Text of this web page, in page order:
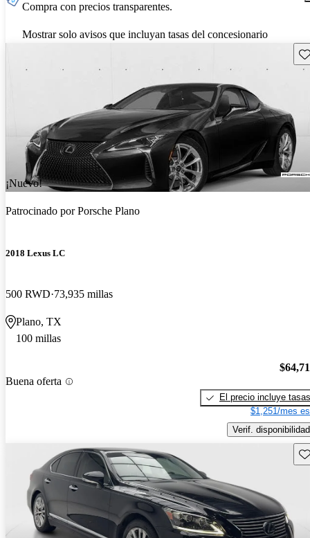
Compra con precios transparentes.
Mostrar solo avisos que incluyan tasas del concesionario
¡Nuevo!
Patrocinado porPorsche Plano
2018 Lexus LC
500 RWD 73,935 millas
Plano, TX
100 millas
Buena oferta
El precio incluye tasas
$1,251/mes
Verif. disponibilidad